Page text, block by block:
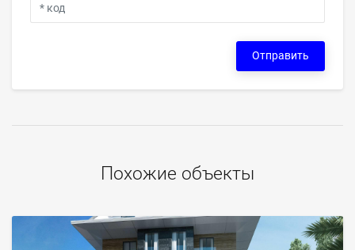
Отправить
Похожие объекты